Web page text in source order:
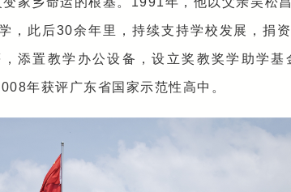
，此后30余年里，持续支持学校发展，捐
添置教学办公设备，设立奖教奖学助学基
年获评广东省国家示范性高中。